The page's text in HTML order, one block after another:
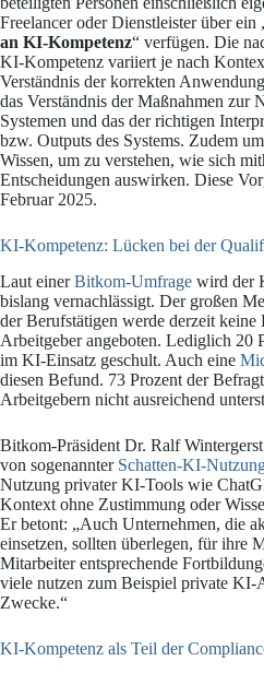
Freelancer oder Dienstleister über ein
an KI-Kompetenz“ verfügen. Die
KI-Kompetenz variiert je nach
Verständnis der korrekten
das Verständnis der Maßnahmen zur
Systemen und das der richtigen
bzw. Outputs des Systems. Zudem
Wissen, um zu verstehen, wie sich
Entscheidungen auswirken. Diese
Februar 2025.
KI-Kompetenz: Lücken bei der
Laut einerBitkom-Umfrage wird der
bislang vernachlässigt. Der großen
der Berufstätigen werde derzeit
Arbeitgeber angeboten. Lediglich 20
im KI-Einsatz geschult. Auch eine
diesen Befund. 73 Prozent der
Arbeitgebern nicht ausreichend
Bitkom-Präsident Dr. Ralf
von sogenannter Schatten-KI-
Nutzung privater KI-Tools wie
Kontext ohne Zustimmung oder
Er betont: „Auch Unternehmen, die
einsetzen, sollten überlegen, für ihre
Mitarbeiter entsprechende
viele nutzen zum Beispiel private KI-
Zwecke.“
KI-Kompetenz als Teil der